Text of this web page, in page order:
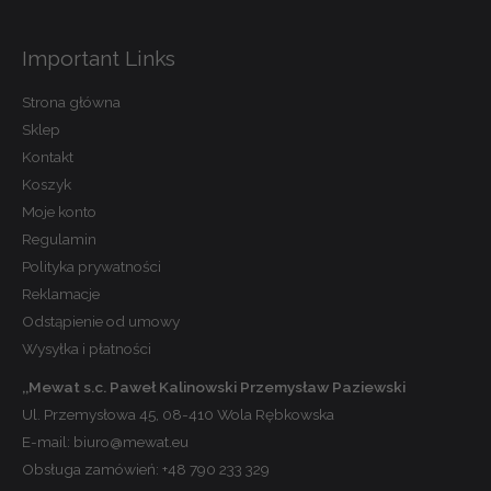
Important Links
Strona główna
Sklep
Kontakt
Koszyk
Moje konto
Regulamin
Polityka prywatności
Reklamacje
Odstąpienie od umowy
Wysyłka i płatności
,,Mewat s.c. Paweł Kalinowski Przemysław Paziewski
Ul. Przemysłowa 45, 08-410 Wola Rębkowska
E-mail: biuro@mewat.eu
Obsługa zamówień: +48 790 233 329